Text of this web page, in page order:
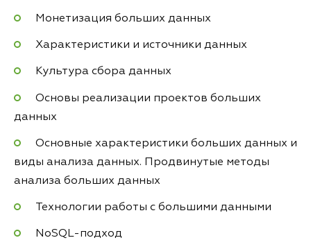
Монетизация больших данных
Характеристики и источники данных
Культура сбора данных
Основы реализации проектов больших
данных
Основные характеристики больших данных и
виды анализа данных. Продвинутые методы
анализа больших данных
Технологии работы с большими данными
NoSQL-подход